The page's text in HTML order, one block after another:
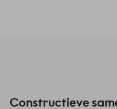
Constructieve